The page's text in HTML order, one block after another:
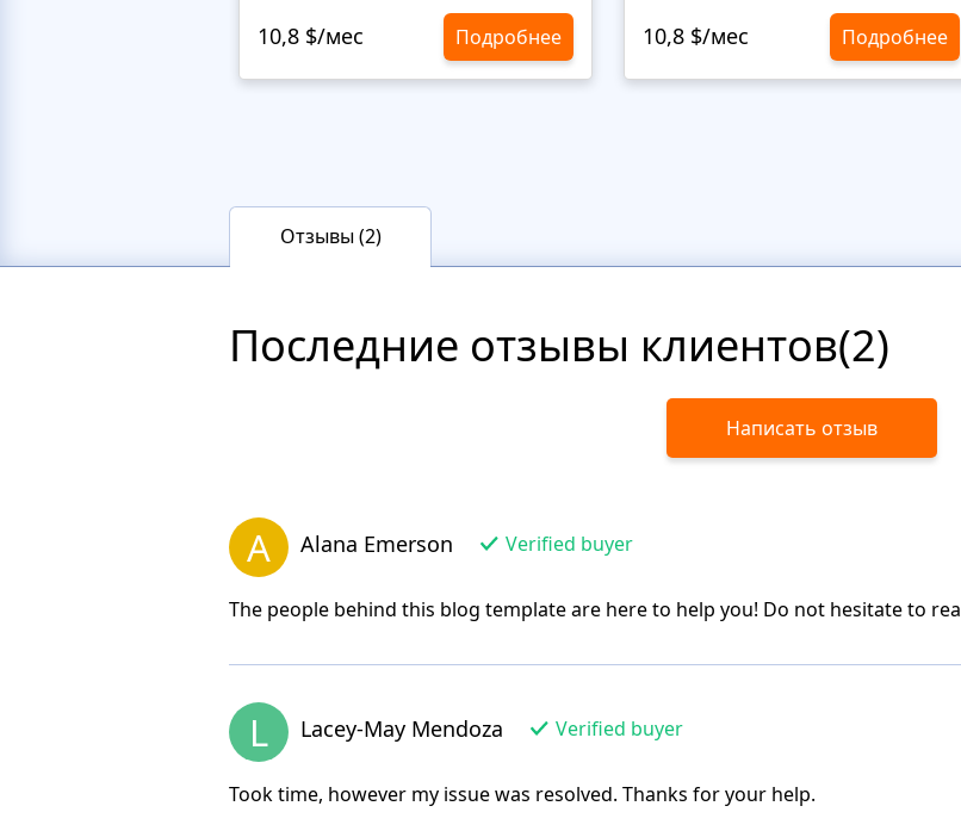
10,8 $/мес Подробнее 10,8 $/мес Подробнее
Отзывы (2)
Последние отзывы клиентов(2)
Написать отзыв
A Alana Emerson Verified buyer
The people behind this blog template are here to help you! Do not hesitate to
L Lacey-May Mendoza Verified buyer
Took time, however my issue was resolved. Thanks for your help.